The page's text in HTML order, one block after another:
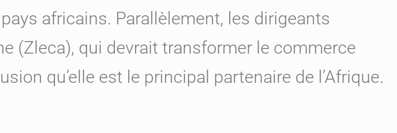
africains. Parallèlement, les dirigeants
(Zleca), qui devrait transformer le commerce
qu’elle est le principal partenaire de l’Afrique.